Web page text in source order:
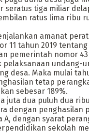
seratus tiga miliar
ratus lima ribu
amanat
11 tahun 2019
pemerintah nomor 43
undang-
desa. Maka mulai
tetap
sebesar 189%.
juta dua puluh dua
dengan penghasilan
A, dengan syarat
sekolah